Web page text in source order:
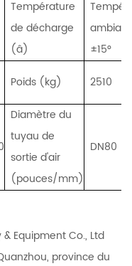
Température
de décharge
(â)
±15°
Poids (kg) 2510
Diamètre du
tuyau de
sortie d'air
(pouces/mm)
DN80
Equipment Co., Ltd
province du